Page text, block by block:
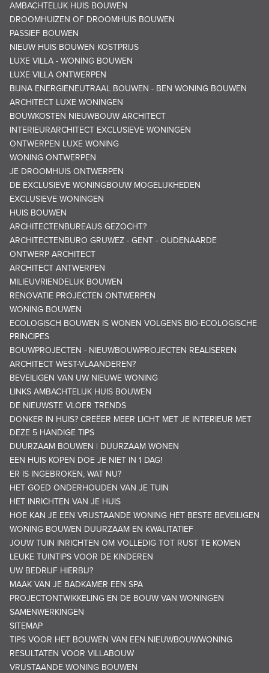
AMBACHTELIJK HUIS BOUWEN
DROOMHUIZEN OF DROOMHUIS BOUWEN
PASSIEF BOUWEN
NIEUW HUIS BOUWEN KOSTPRIJS
LUXE VILLA - WONING BOUWEN
LUXE VILLA ONTWERPEN
BIJNA ENERGIENEUTRAAL BOUWEN - BEN WONING BOUWEN
ARCHITECT LUXE WONINGEN
BOUWKOSTEN NIEUWBOUW ARCHITECT
INTERIEURARCHITECT EXCLUSIEVE WONINGEN
ONTWERPEN LUXE WONING
WONING ONTWERPEN
JE DROOMHUIS ONTWERPEN
DE EXCLUSIEVE WONINGBOUW MOGELIJKHEDEN
EXCLUSIEVE WONINGEN
HUIS BOUWEN
ARCHITECTENBUREAUS GEZOCHT?
ARCHITECTENBURO GRUWEZ - GENT - OUDENAARDE
ONTWERP ARCHITECT
ARCHITECT ANTWERPEN
MILIEUVRIENDELIJK BOUWEN
RENOVATIE PROJECTEN ONTWERPEN
WONING BOUWEN
ECOLOGISCH BOUWEN IS WONEN VOLGENS BIO-ECOLOGISCHE
PRINCIPES
BOUWPROJECTEN - NIEUWBOUWPROJECTEN REALISEREN
ARCHITECT WEST-VLAANDEREN?
BEVEILIGEN VAN UW NIEUWE WONING
LINKS AMBACHTELIJK HUIS BOUWEN
DE NIEUWSTE VLOER TRENDS
DONKER IN HUIS? CREËER MEER LICHT MET JE INTERIEUR MET
DEZE 5 HANDIGE TIPS
DUURZAAM BOUWEN | DUURZAAM WONEN
EEN HUIS KOPEN DOE JE NIET IN 1 DAG!
ER IS INGEBROKEN, WAT NU?
HET GOED ONDERHOUDEN VAN JE TUIN
HET INRICHTEN VAN JE HUIS
HOE KAN JE EEN VRIJSTAANDE WONING HET BESTE BEVEILIGEN
WONING BOUWEN DUURZAAM EN KWALITATIEF
JOUW TUIN INRICHTEN OM VOLLEDIG TOT RUST TE KOMEN
LEUKE TUINTIPS VOOR DE KINDEREN
UW BEDRIJF HIERBIJ?
MAAK VAN JE BADKAMER EEN SPA
PROJECTONTWIKKELING EN DE BOUW VAN WONINGEN
SAMENWERKINGEN
SITEMAP
TIPS VOOR HET BOUWEN VAN EEN NIEUWBOUWWONING
RESULTATEN VOOR VILLABOUW
VRIJSTAANDE WONING BOUWEN